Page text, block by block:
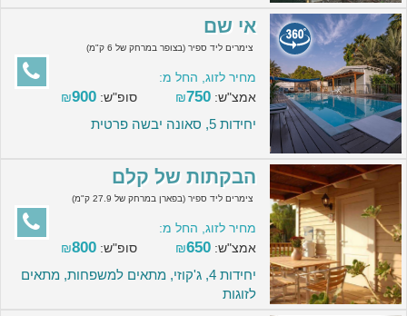
אי שם
צימרים ליד ספיר (בצופר במרחק של 6 ק"מ)
מחיר לזוג, החל מ:
אמצ"ש:
₪750 סופ"ש: ₪900
יחידות 5, סאונה יבשה פרטית
הבקתות של קלם
צימרים ליד ספיר (בפארן במרחק של 27.9 ק"מ)
מחיר לזוג, החל מ:
אמצ"ש:
₪650 סופ"ש: ₪800
יחידות 4, ג'קוזי, מתאים למשפחות, מתאים
לזוגות